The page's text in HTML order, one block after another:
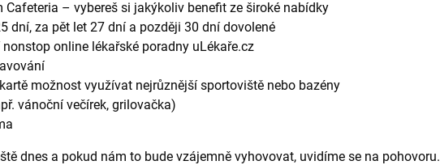
Cafeteria – vybereš si jakýkoliv benefit ze široké nabídky
dní, za pět let 27 dní a později 30 dní dovolené
online lékařské poradny uLékaře.cz
možnost využívat nejrůznější sportoviště nebo bazény
vánoční večírek, grilovačka)
dnes a pokud nám to bude vzájemně vyhovovat, uvidíme se na pohovoru.